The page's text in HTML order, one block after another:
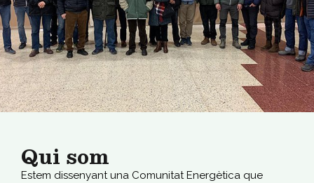
Qui som
Estem dissenyant una Comunitat Energètica que